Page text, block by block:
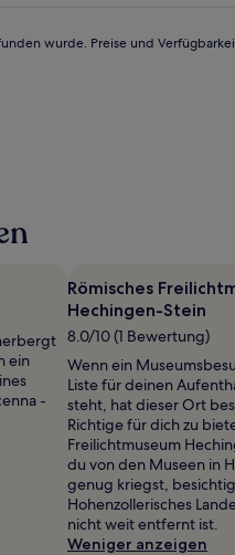
wurde. Preise und
ein
-
Römisches
Hechingen-Stein
8.0/10 (1 Bewertung)
Wenn ein
Liste für deinen
steht, hat dieser Ort
Richtige für dich zu
Freilichtmuseum
du von den Museen in
genug kriegst,
Hohenzollerisches
nicht weit entfernt ist.
Weniger anzeigen